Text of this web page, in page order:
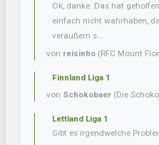
Ok, danke. Das hat
einfach nicht wahrhaben,
veräußern s...
von reisinho (RFC Mount
Finnland Liga 1
von Schokobaer (Die
Lettland Liga 1
Gibt es irgendwelche